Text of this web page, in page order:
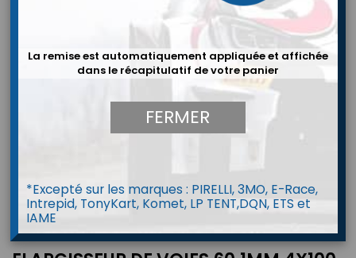
La remise est automatiquement appliquée et affichée
dans le récapitulatif de votre panier
FERMER
*Excepté sur les marques : PIRELLI, 3MO, E-Race,
Intrepid, TonyKart, Komet, LP TENT,DQN, ETS et
IAME